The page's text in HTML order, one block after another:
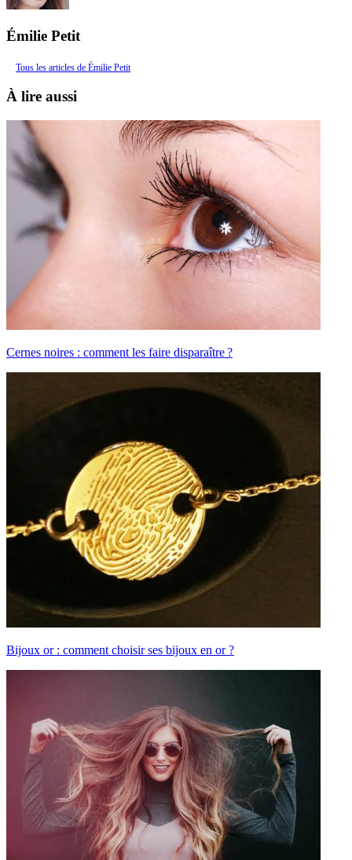
Émilie Petit
Tous les articles de Émilie Petit
À lire aussi
Cernes noires : comment les faire disparaître ?
Bijoux or : comment choisir ses bijoux en or ?